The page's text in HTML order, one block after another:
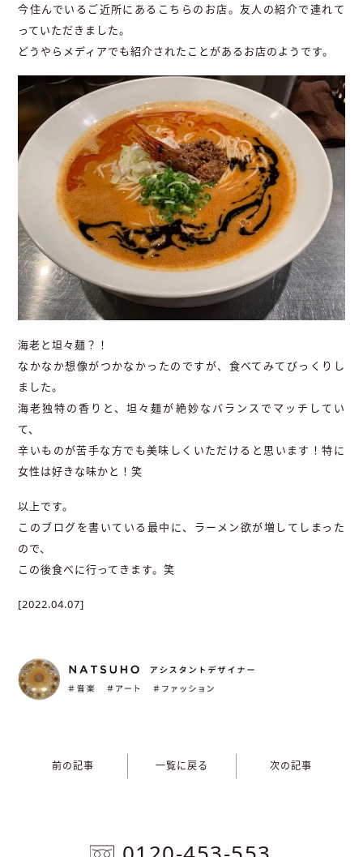
今住んでいるご近所にあるこちらのお店。友人の紹介で連れて
っていただきました。
どうやらメディアでも紹介されたことがあるお店のようです。
海老と坦々麺？！
なかなか想像がつかなかったのですが、食べてみてびっくりし
ました。
海老独特の香りと、坦々麺が絶妙なバランスでマッチしてい
て、
辛いものが苦手な方でも美味しくいただけると思います！特に
女性は好きな味かと！笑
以上です。
このブログを書いている最中に、ラーメン欲が増してしまった
ので、
この後食べに行ってきます。笑
[2022.04.07]
前の記事 一覧に戻る 次の記事